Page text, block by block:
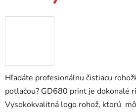
Hľadáte profesionálnu čistiacu
potlačou? GD680 print je dokonalé
Vysokokvalitná logo rohož, ktorú